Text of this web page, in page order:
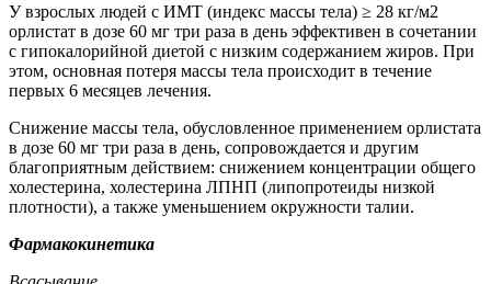
У взрослых людей с ИМТ (индекс массы тела) ≥ 28 кг/м2
орлистат в дозе 60 мг три раза в день эффективен в сочетании
с гипокалорийной диетой с низким содержанием жиров. При
этом, основная потеря массы тела происходит в течение
первых 6 месяцев лечения.
Снижение массы тела, обусловленное применением орлистата
в дозе 60 мг три раза в день, сопровождается и другим
благоприятным действием: снижением концентрации общего
холестерина, холестерина ЛПНП (липопротеиды низкой
плотности), а также уменьшением окружности талии.
Фармакокинетика